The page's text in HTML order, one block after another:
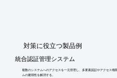
​対策に役立つ製品例
統合認証管理システム
複数のシステムへのアクセスを一元管理し、多要素認証やアクセス権
ムの脆弱性を解消する。